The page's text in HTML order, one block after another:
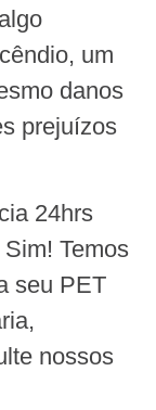
um
danos
prejuízos
24hrs
Temos
seu PET
nossos